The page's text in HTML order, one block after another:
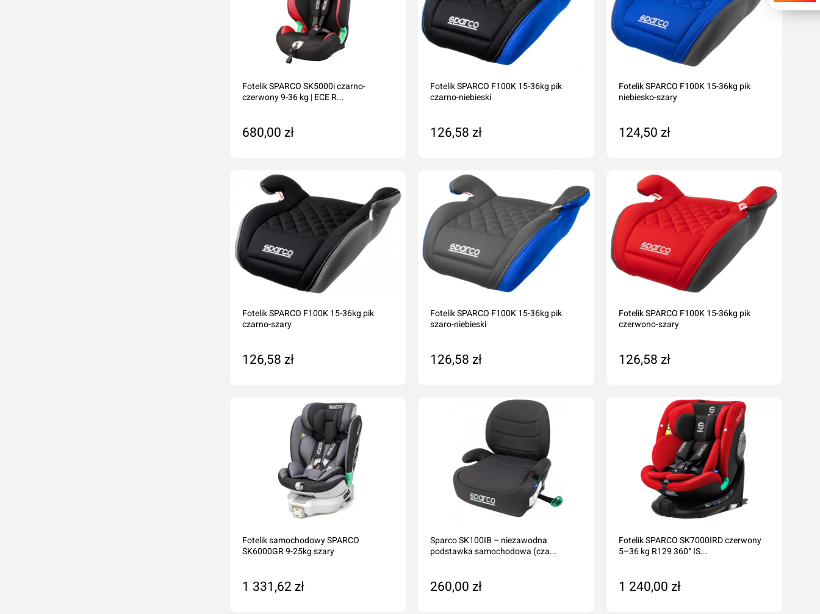
Fotelik SPARCO SK5000i czarno-
czerwony 9-36 kg | ECE R...
680,00 zł
Fotelik SPARCO F100K 15-36kg pik
czarno-niebieski
126,58 zł
Fotelik SPARCO F100K 15-36kg pik
niebiesko-szary
124,50 zł
Fotelik SPARCO F100K 15-36kg pik
czarno-szary
126,58 zł
Fotelik SPARCO F100K 15-36kg pik
szaro-niebieski
126,58 zł
Fotelik SPARCO F100K 15-36kg pik
czerwono-szary
126,58 zł
Fotelik samochodowy SPARCO
SK6000GR 9-25kg szary
1 331,62 zł
Sparco SK100IB – niezawodna
podstawka samochodowa (cza...
260,00 zł
Fotelik SPARCO SK7000IRD czerwony
5–36 kg R129 360° IS...
1 240,00 zł